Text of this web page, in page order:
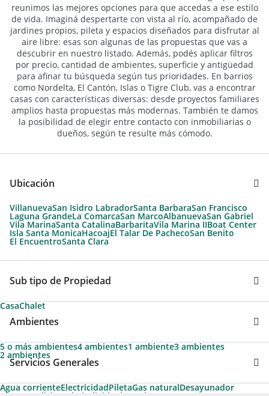
reunimos las mejores opciones para que accedas a ese estilo
de vida. Imaginá despertarte con vista al río, acompañado de
jardines propios, pileta y espacios diseñados para disfrutar al
aire libre: esas son algunas de las propuestas que vas a
descubrir en nuestro listado. Además, podés aplicar filtros
por precio, cantidad de ambientes, superficie y antigüedad
para afinar tu búsqueda según tus prioridades. En barrios
como Nordelta, El Cantón, Islas o Tigre Club, vas a encontrar
casas con características diversas: desde proyectos familiares
amplios hasta propuestas más modernas. También te damos
la posibilidad de elegir entre contacto con inmobiliarias o
dueños, según te resulte más cómodo.
Ubicación
VillanuevaSan Isidro LabradorSanta BarbaraSan Francisco
Laguna GrandeLa ComarcaSan MarcoAlbanuevaSan Gabriel
Vila MarinaSanta CatalinaBarbaritaVila Marina IIBoat Center
Isla Santa MonicaHacoajEl Talar De PachecoSan Benito
El EncuentroSanta Clara
Sub tipo de Propiedad
CasaChalet
Ambientes
5 o más ambientes4 ambientes1 ambiente3 ambientes
2 ambientes
Servicios Generales
Agua corrienteElectricidadPiletaGas naturalDesayunador